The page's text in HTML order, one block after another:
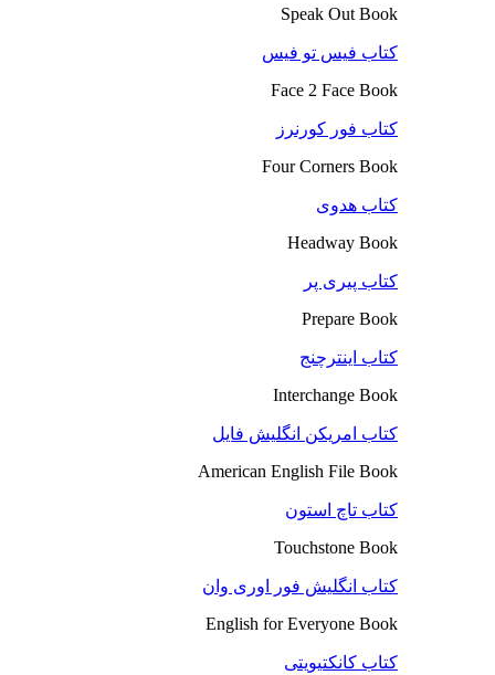
Speak Out Book
کتاب فیس تو فیس
Face 2 Face Book
کتاب فور کورنرز
Four Corners Book
کتاب هدوی
Headway Book
کتاب پیری پر
Prepare Book
کتاب اینترچنج
Interchange Book
کتاب امریکن انگلیش فایل
American English File Book
کتاب تاچ استون
Touchstone Book
کتاب انگلیش فور اوری وان
English for Everyone Book
کتاب کانکتیویتی